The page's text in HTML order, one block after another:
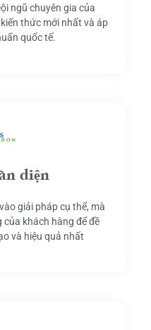
ngũ chuyên gia của
thức mới nhất và áp
quốc tế.
diện
giải pháp cụ thể, mà
khách hàng để đề
và hiệu quả nhất